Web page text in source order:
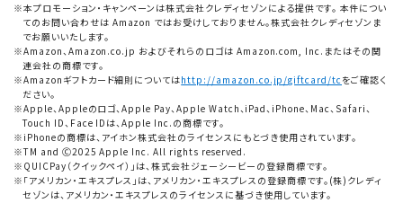
本プロモーション・キャンペーンは株式会社クレディセゾンによる提供です。 本件につい
てのお問い合わせは Amazon ではお受けしておりません。株式会社クレディセゾンま
でお願いいたします。
Amazon、Amazon.co.jp およびそれらのロゴは Amazon.com, Inc.またはその関
連会社の商標です。
Amazonギフトカード細則についてはhttp://amazon.co.jp/giftcard/tcをご確認く
ださい。
Apple、Appleのロゴ、Apple Pay、Apple Watch、iPad、iPhone、Mac、Safari、
Touch ID、Face IDは、Apple Inc.の商標です。
iPhoneの商標は、アイホン株式会社のライセンスにもとづき使用されています。
TM and Ⓒ2025 Apple Inc. All rights reserved.
QUICPay（クイックペイ）」は、株式会社ジェーシービーの登録商標です。
「アメリカン・エキスプレス」は、アメリカン・エキスプレスの登録商標です。(株)クレディ
セゾンは、アメリカン・エキスプレスのライセンスに基づき使用しています。